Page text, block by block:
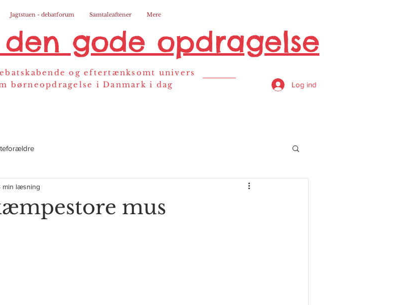
gode opdragelse
Jagtstuen - debatforum Samtaleaftener Mere
og eftertænksomt univers
børneopdragelse i Danmark i dag
Log ind
mus
min læsning